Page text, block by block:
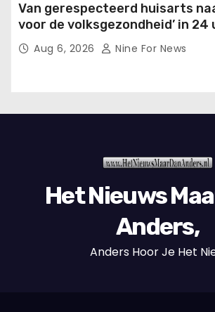
Van gerespecteerd huisarts
voor de volksgezondheid’ in 24
Aug 6, 2026 Nine For News
Het Nieuws
Anders,
Anders Hoor Je Het